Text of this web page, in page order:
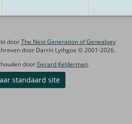
doorThe Next Generation of Genealogy
door Darrin Lythgoe © 2001-2026.
doorGerard Kelderman.
standaard site